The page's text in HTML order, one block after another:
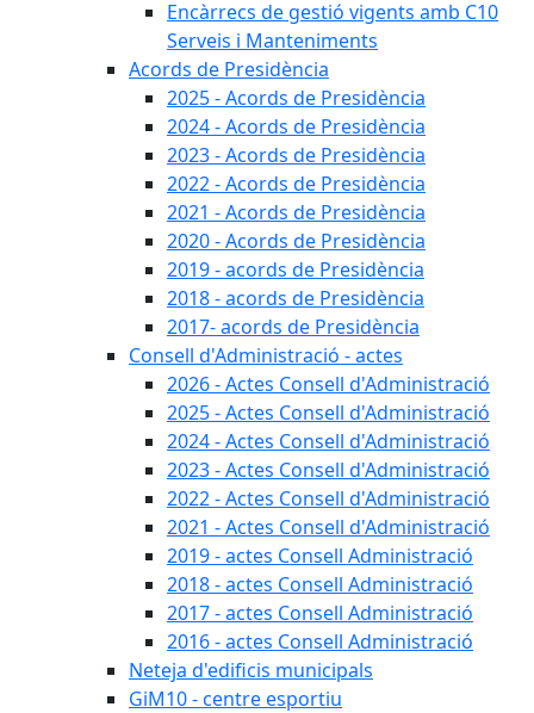
Encàrrecs de gestió vigents amb C10
Serveis i Manteniments
Acords de Presidència
2025 - Acords de Presidència
2024 - Acords de Presidència
2023 - Acords de Presidència
2022 - Acords de Presidència
2021 - Acords de Presidència
2020 - Acords de Presidència
2019 - acords de Presidència
2018 - acords de Presidència
2017- acords de Presidència
Consell d'Administració - actes
2026 - Actes Consell d'Administració
2025 - Actes Consell d'Administració
2024 - Actes Consell d'Administració
2023 - Actes Consell d'Administració
2022 - Actes Consell d'Administració
2021 - Actes Consell d'Administració
2019 - actes Consell Administració
2018 - actes Consell Administració
2017 - actes Consell Administració
2016 - actes Consell Administració
Neteja d'edificis municipals
GiM10 - centre esportiu